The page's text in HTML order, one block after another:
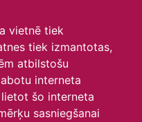
vietnē tiek
tiek izmantotas,
atbilstošu
interneta
šo interneta
sasniegšanai
Šomēnes